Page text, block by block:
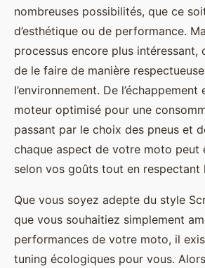
nombreuses possibilités, que ce
d’esthétique ou de performance.
processus encore plus intéressant,
de le faire de manière
l’environnement. De l’échappement
moteur optimisé pour une
passant par le choix des pneus et
chaque aspect de votre moto peut
selon vos goûts tout en respectant
Que vous soyez adepte du style
que vous souhaitiez simplement
performances de votre moto, il
tuning écologiques pour vous.